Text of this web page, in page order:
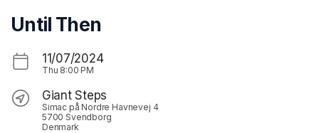
Until Then
11/07/2024
Thu 8:00 PM
Giant Steps
Simac på Nordre Havnevej 4
5700 Svendborg
Denmark